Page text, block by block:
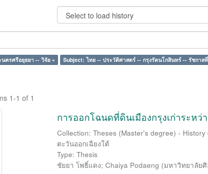
ครศรีอยุธยา -- วิจัย × Subject: ไทย -- ประวัติศาสตร์ -- กรุงรัตนโกสินทร์ -- รัชกาล
1-1 of 1
การออกโฉนดที่ดินเมืองกรุงเก่าระหว่
Collection: Theses (Master's degree) -
ตะวันออกเฉียงใต้
Type: Thesis
ชัยยา โพธิ์แดง; Chaiya Podaeng (มหาวิทยาลัย